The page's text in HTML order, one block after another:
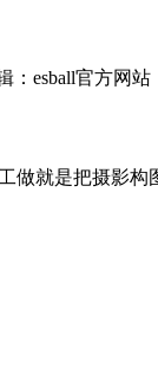
：esball官方网
就是把摄影构